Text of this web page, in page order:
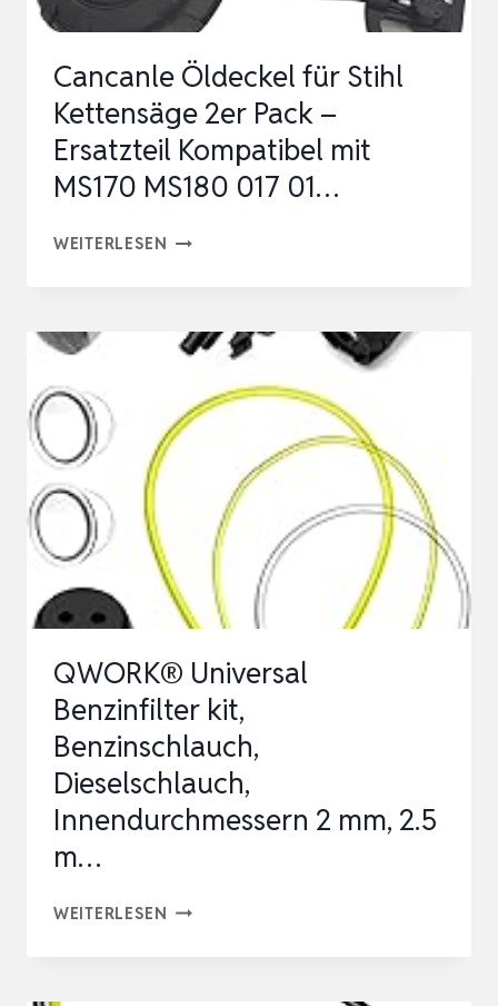
MS181C
Cancanle Öldeckel für Stihl
Kettensäge 2er Pack –
Ersatzteil Kompatibel mit
MS170 MS180 017 01…
WEITERLESEN CANCANLE
STIHL
2ER
PACK
ERSATZTEIL
KOMPATIBEL
MIT
MS170
017
01…
QWORK® Universal
Benzinfilter kit,
Benzinschlauch,
Dieselschlauch,
Innendurchmessern 2 mm, 2.5
m…
WEITERLESEN QWORK®